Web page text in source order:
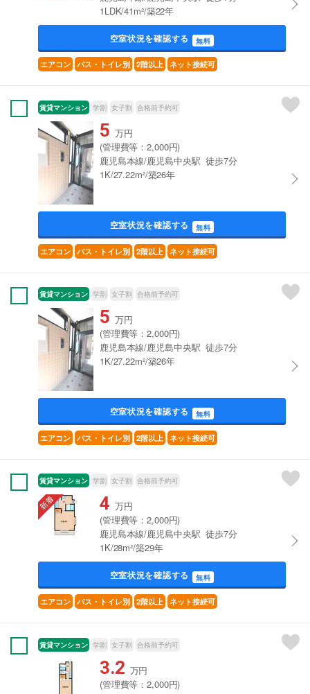
1LDK/41m²/築22年
空室状況を確認する 無料
エアコン バス・トイレ別 2階以上 ネット接続可
賃貸マンション 学割 女子割 合格前予約可
5 万円
(管理費等：2,000円)
鹿児島本線/鹿児島中央駅 徒歩7分
1K/27.22m²/築26年
空室状況を確認する 無料
エアコン バス・トイレ別 2階以上 ネット接続可
賃貸マンション 学割 女子割 合格前予約可
5 万円
(管理費等：2,000円)
鹿児島本線/鹿児島中央駅 徒歩7分
1K/27.22m²/築26年
空室状況を確認する 無料
エアコン バス・トイレ別 2階以上 ネット接続可
賃貸マンション 学割 女子割 合格前予約可
4 万円
(管理費等：2,000円)
鹿児島本線/鹿児島中央駅 徒歩7分
1K/28m²/築29年
空室状況を確認する 無料
エアコン バス・トイレ別 2階以上 ネット接続可
賃貸マンション 学割 女子割 合格前予約可
3.2 万円
(管理費等：2,000円)